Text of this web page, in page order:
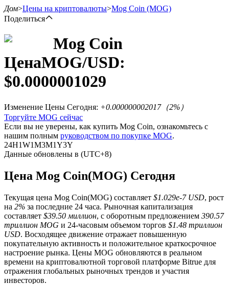
Фьючерсы
Фьючерсы с использованием USDT в качестве
Дом>Цены на криптовалюты>Mog Coin (MOG)
Поделиться
Mog Coin
ЦенаMOG/USD:
$0.0000001029
Изменение Цены Сегодня: +0.000000002017（2%）
Торгуйте MOG сейчас
Если вы не уверены, как купить Mog Coin, ознакомьтесь с
нашим полным руководством по покупке MOG.
24H1W1M3M1Y3Y
Данные обновлены в (UTC+8)
Цена Mog Coin(MOG) Сегодня
Текущая цена Mog Coin(MOG) составляет $1.029e-7 USD, рост
на 2% за последние 24 часа. Рыночная капитализация
составляет $39.50 миллион, с оборотным предложением 390.57
триллион MOG и 24-часовым объемом торгов $1.48 триллион
USD. Восходящее движение отражает повышенную
покупательную активность и положительное краткосрочное
настроение рынка. Цены MOG обновляются в реальном
времени на криптовалютной торговой платформе Bitrue для
отражения глобальных рыночных трендов и участия
инвесторов.